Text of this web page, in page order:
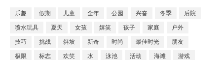
乐趣 假期 儿童 全年 公园 兴奋 冬季 后院
喷水玩具 夏天 女孩 嬉笑 孩子 家庭 户外
技巧 挑战 斜坡 新奇 时尚 最佳时光 朋友
极限 标志 欢笑 水 泳池 活动 海滩 游戏